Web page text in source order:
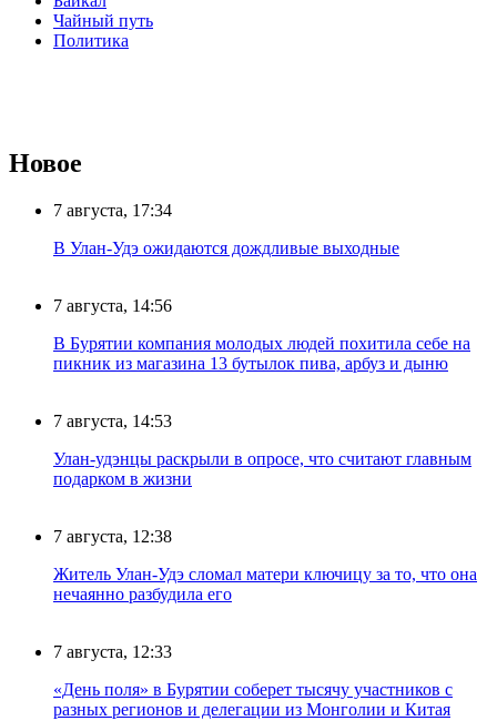
Чайный путь
Политика
Новое
7 августа, 17:34
В Улан-Удэ ожидаются дождливые выходные
7 августа, 14:56
В Бурятии компания молодых людей похитила себе на
пикник из магазина 13 бутылок пива, арбуз и дыню
7 августа, 14:53
Улан-удэнцы раскрыли в опросе, что считают главным
подарком в жизни
7 августа, 12:38
Житель Улан-Удэ сломал матери ключицу за то, что она
нечаянно разбудила его
7 августа, 12:33
«День поля» в Бурятии соберет тысячу участников с
разных регионов и делегации из Монголии и Китая